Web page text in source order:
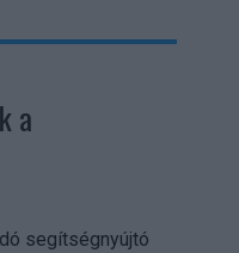
a
segítségnyújtó